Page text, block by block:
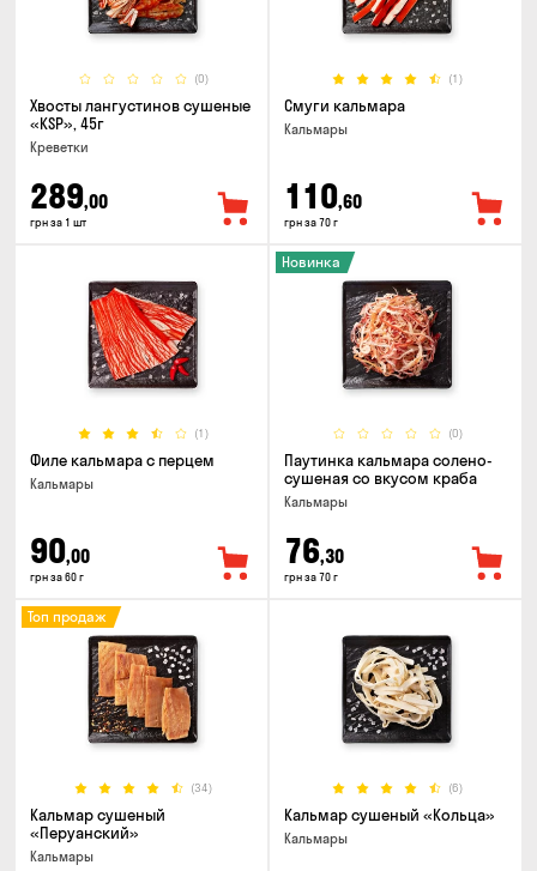
(0)
Хвосты лангустинов сушеные
«KSP», 45г
Креветки
289,00
грн за 1 шт
(1)
Смуги кальмара
Кальмары
110,60
грн за 70 г
(1)
Филе кальмара с перцем
Кальмары
90,00
грн за 60 г
(0)
Новинка
Паутинка кальмара солено-
сушеная со вкусом краба
Кальмары
76,30
грн за 70 г
(34)
Топ продаж
Кальмар сушеный
«Перуанский»
Кальмары
(6)
Кальмар сушеный «Кольца»
Кальмары